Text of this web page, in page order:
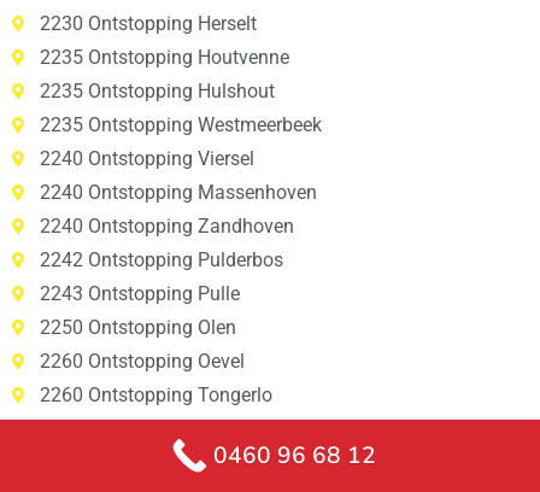
2230 Ontstopping Herselt
2235 Ontstopping Houtvenne
2235 Ontstopping Hulshout
2235 Ontstopping Westmeerbeek
2240 Ontstopping Viersel
2240 Ontstopping Massenhoven
2240 Ontstopping Zandhoven
2242 Ontstopping Pulderbos
2243 Ontstopping Pulle
2250 Ontstopping Olen
2260 Ontstopping Oevel
2260 Ontstopping Tongerlo
2260 Ontstopping Zoerle-Parwijs
0460 96 68 12